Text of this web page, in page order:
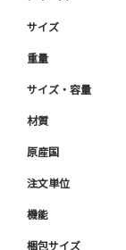
サイズ
重量
サイズ・容量
材質
原産国
注文単位
機能
梱包サイズ